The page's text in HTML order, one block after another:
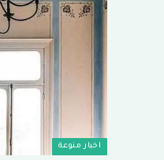
اخبار منوعة